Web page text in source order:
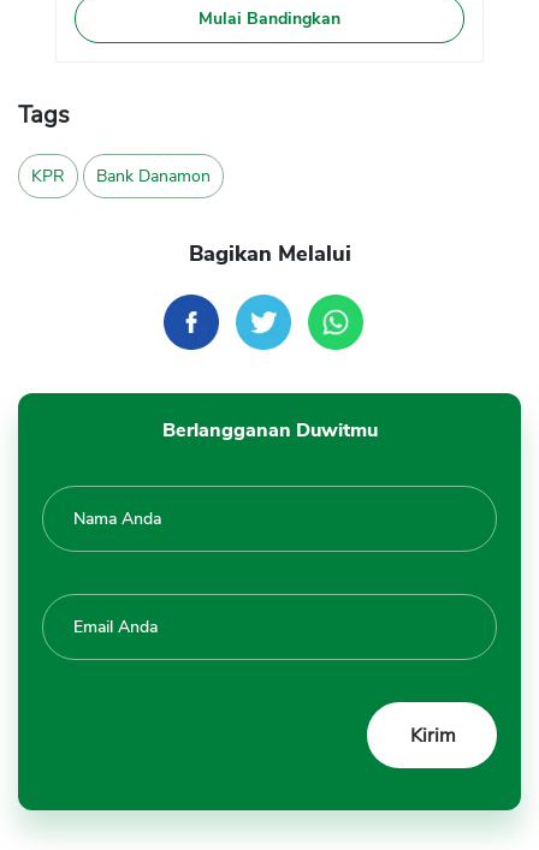
Mulai Bandingkan
Tags
KPR Bank Danamon
Bagikan Melalui
Berlangganan Duwitmu